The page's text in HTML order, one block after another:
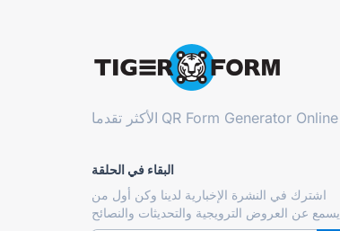
الأكثر تقدما QR Form Generator Online
البقاء في الحلقة
اشترك في النشرة الإخبارية لدينا وكن أول من
يسمع عن العروض الترويجية والتحديثات والنصائح